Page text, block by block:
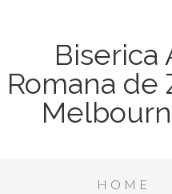
Biserica
Romana de
HOME